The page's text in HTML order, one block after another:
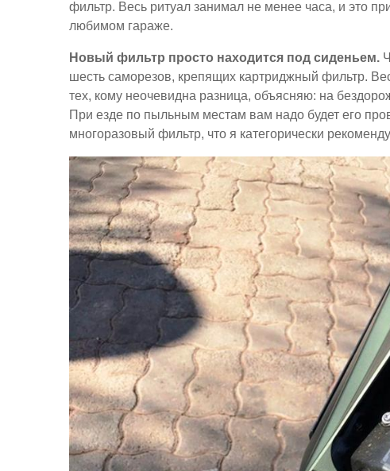
фильтр. Весь ритуал занимал не менее часа, и это
любимом гараже.
Новый фильтр просто находится под сиденьем.
шесть саморезов, крепящих картриджный фильтр.
тех, кому неочевидна разница, объясняю: на
При езде по пыльным местам вам надо будет его
многоразовый фильтр, что я категорически